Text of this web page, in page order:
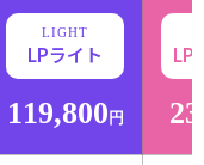
LPライト
119,800 円
LP